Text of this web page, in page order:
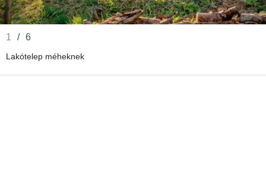
1 / 6
Lakótelep méheknek